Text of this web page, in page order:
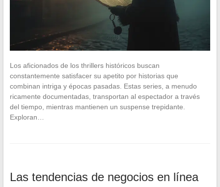
Los aficionados de los thrillers históricos buscan
constantemente satisfacer su apetito por historias que
combinan intriga y épocas pasadas. Estas series, a menudo
ricamente documentadas, transportan al espectador a través
del tiempo, mientras mantienen un suspense trepidante.
Exploran…
Las tendencias de negocios en línea